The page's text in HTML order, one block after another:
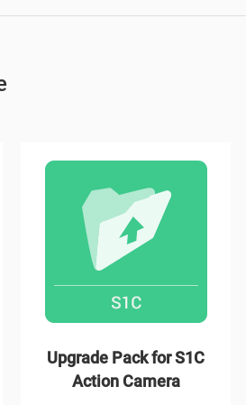
Upgrade Pack for S1C
Action Camera